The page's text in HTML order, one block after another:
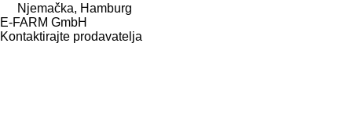
Njemačka, Hamburg
E-FARM GmbH
Kontaktirajte prodavatelja